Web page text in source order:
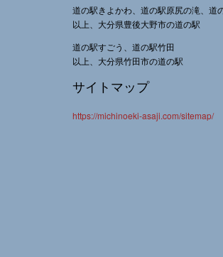
道の駅きよかわ、道の駅原尻の滝、道
以上、大分県豊後大野市の道の駅
道の駅すごう、道の駅竹田
以上、大分県竹田市の道の駅
サイトマップ
https://michinoeki-asaji.com/sitemap/